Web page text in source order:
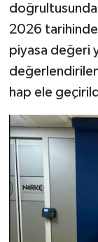
2026
piyasa değeri
hap ele